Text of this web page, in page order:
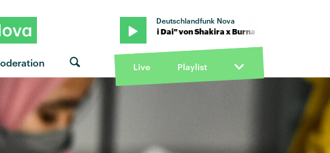
Deutschlandfunk Nova
x Burna Boy · "Dai Dai" von Shakira x Burna Boy · "Dai Dai" von Shakira x
Live Playlist